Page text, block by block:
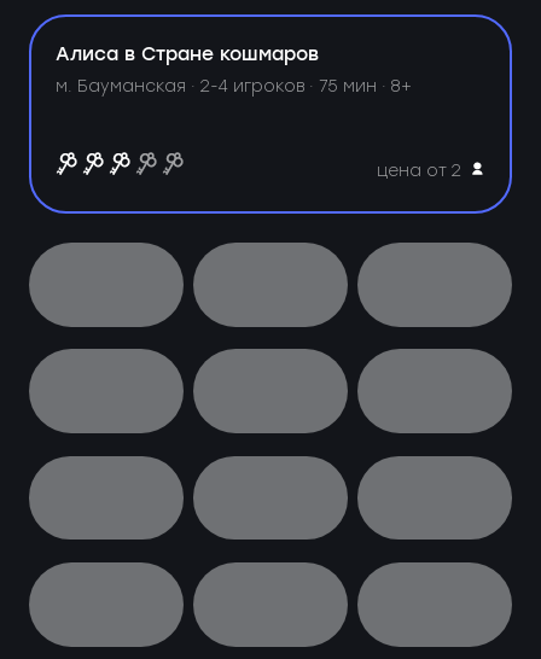
Алиса в Стране кошмаров
м. Бауманская ·2-4 игроков · 75 мин · 8+
цена от 2